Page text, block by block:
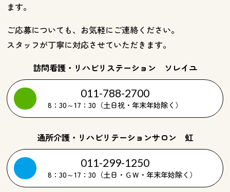
ます。
ご応募についても、お気軽にご連絡ください。
スタッフが丁寧に対応させていただきます。
訪問看護・リハビリステーション ソレイユ
011-788-2700
8：30～17：30（土日祝・年末年始除く）
通所介護・リハビリテーションサロン 虹
011-299-1250
8：30～17：30（土日・ＧＷ・年末年始除く）